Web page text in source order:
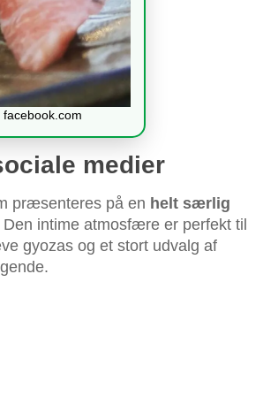
medier
præsenteres på en helt særlig
Den intime atmosfære er perfekt til
gyozas og et stort udvalg af